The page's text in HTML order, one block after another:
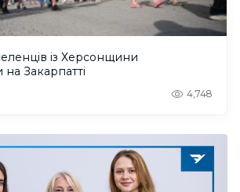
із Херсонщини
Закарпатті
4,748